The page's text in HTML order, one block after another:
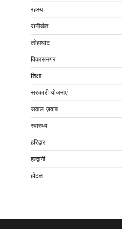
रहस्य
रानीखेत
लोहाघाट
विकासनगर
शिक्षा
सरकारी योजनाएं
सवाल ज़वाब
स्वास्थ्य
हरिद्वार
हल्द्वानी
होटल